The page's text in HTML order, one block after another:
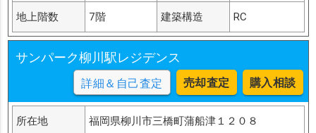
地上階数 7階 建築構造 RC
サンパーク柳川駅レジデンス
詳細＆自己査定 売却査定 購入相談
所在地 福岡県柳川市三橋町蒲船津１２０８